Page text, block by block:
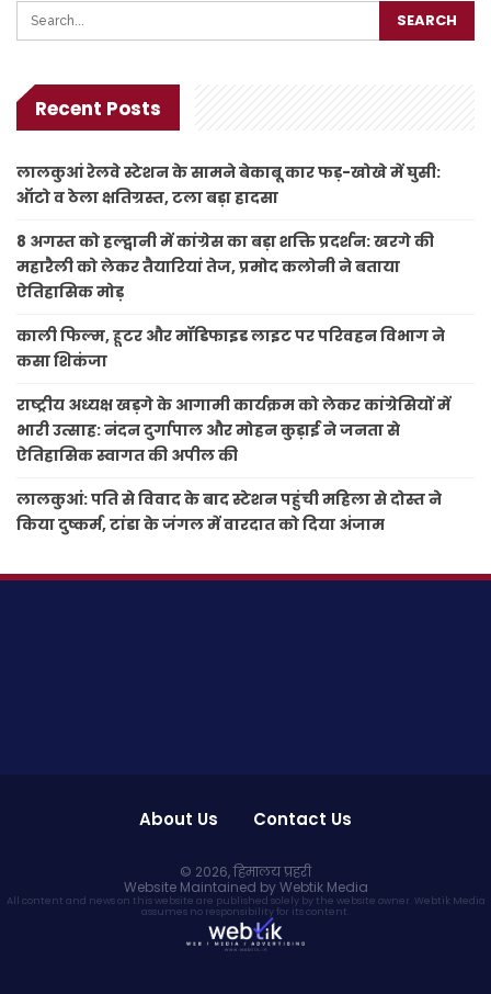
Recent Posts
लालकुआं रेलवे स्टेशन के सामने बेकाबू कार फड़-खोखे में घुसी:
ऑटो व ठेला क्षतिग्रस्त, टला बड़ा हादसा
8 अगस्त को हल्द्वानी में कांग्रेस का बड़ा शक्ति प्रदर्शन: खरगे की
महारैली को लेकर तैयारियां तेज, प्रमोद कलोनी ने बताया
ऐतिहासिक मोड़
काली फिल्म, हूटर और मॉडिफाइड लाइट पर परिवहन विभाग ने
कसा शिकंजा
राष्ट्रीय अध्यक्ष खड़गे के आगामी कार्यक्रम को लेकर कांग्रेसियों में
भारी उत्साह: नंदन दुर्गापाल और मोहन कुड़ाई ने जनता से
ऐतिहासिक स्वागत की अपील की
लालकुआं: पति से विवाद के बाद स्टेशन पहुंची महिला से दोस्त ने
किया दुष्कर्म, टांडा के जंगल में वारदात को दिया अंजाम
About Us Contact Us
© 2026,हिमालय प्रहरी
Website Maintained by Webtik Media
All content and news on this website are published solely by the website owner. Webtik Media
assumes no responsibility for its content.